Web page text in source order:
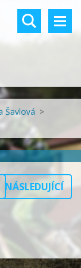
Šavlová >
NÁSLEDUJÍCÍ